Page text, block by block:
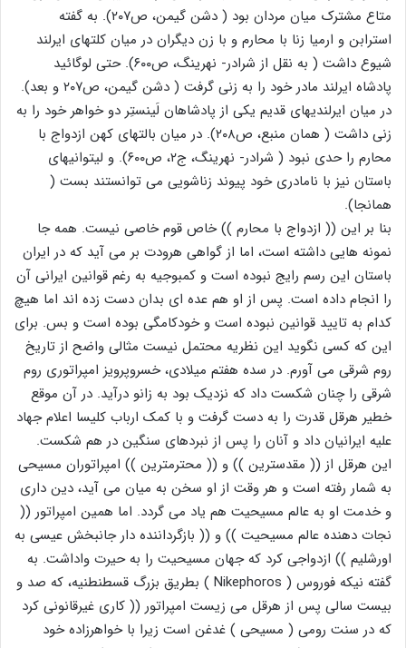
متاع مشترک میان مردان بود ( دشن گیمن، ص۲۰۷). به گفته
استرابن و ارمیا زنا با محارم و با زن دیگران در میان کلتهای ایرلند
شیوع داشت ( به نقل از شرادر- نهرینگ، ص۶۰۰). حتی لوگائید
پادشاه ایرلند مادر خود را به زنی گرفت ( دشن گیمن، ص۲۰۷ و بعد).
در میان ایرلندیهای قدیم یکی از پادشاهان لَینستِر دو خواهر خود را به
زنی داشت ( همان منبع، ص۲۰۸). در میان بالتهای کهن ازدواج با
محارم را حدی نبود ( شرادر- نهرینگ، ج۲، ص۶۰۰). و لیتوانیهای
باستان نیز با نامادری خود پیوند زناشویی می توانستند بست (
همانجا).
بنا بر این (( ازدواج با محارم )) خاص قوم خاصی نیست. همه جا
نمونه هایی داشته است، اما از گواهی هرودت بر می آید که در ایران
باستان این رسم رایج نبوده است و کمبوجیه به رغم قوانین ایرانی آن
را انجام داده است. پس از او هم عده ای بدان دست زده اند اما هیچ
کدام به تایید قوانین نبوده است و خودکامگی بوده است و بس. برای
این که کسی نگوید این نظریه محتمل نیست مثالی واضح از تاریخ
روم شرقی می آورم. در سده هفتم میلادی، خسروپرویز امپراتوری روم
شرقی را چنان شکست داد که نزدیک بود به زانو درآید. در آن موقع
خطیر هرقل قدرت را به دست گرفت و با کمک ارباب کلیسا اعلام جهاد
علیه ایرانیان داد و آنان را پس از نبردهای سنگین در هم شکست.
این هرقل از (( مقدسترین )) و (( محترمترین )) امپراتوران مسیحی
به شمار رفته است و هر وقت از او سخن به میان می آید، دین داری
و خدمت او به عالم مسیحیت هم یاد می گردد. اما همین امپراتور ((
نجات دهنده عالم مسیحیت )) و (( بازگرداننده دار جانبخش عیسی به
اورشلیم )) ازدواجی کرد که جهان مسیحیت را به حیرت واداشت. به
گفته نیکه فوروس ( Nikephoros ) بطریق بزرگ قسطنطنیه، که صد و
بیست سالی پس از هرقل می زیست امپراتور (( کاری غیرقانونی کرد
که در سنت رومی ( مسیحی ) غدغن است زیرا با خواهرزاده خود